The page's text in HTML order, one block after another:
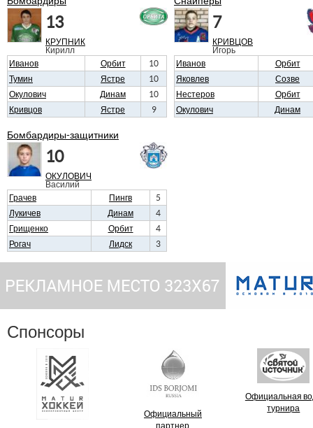
13
КРУПНИК
Кирилл
Иванов
Орбит
10
Тумин
Ястре
10
Окулович
Динам
10
Кривцов
Ястре 9
7
КРИВЦОВ
Игорь
Иванов
Орбит
Яковлев
Созве
Нестеров
Орбит
Окулович
Динам
Бомбардиры-защитники
10
ОКУЛОВИЧ
Василий
Грачев
Пингв
5
Лукичев
Динам
4
Грищенко
Орбит
4
Рогач
Лидск 3
Спонсоры
Официальный
партнер
Официальная
турнира